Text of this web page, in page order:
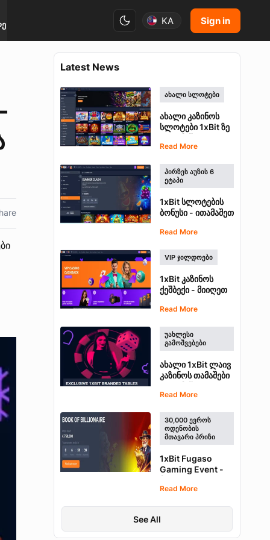
KA Sign in
Latest News
ᲐᲮᲐᲚᲘ ᲡᲚᲝᲢᲔᲑᲘ
ახალი კაზინოს
სლოტები 1xBit ზე
საუკეთესო ახალი
Read More
ᲞᲘᲠᲖᲔᲡ ᲐᲣᲖᲘᲡ 6
ᲔᲢᲐᲞᲘ
1xBit სლოტების
ბონუსი - ითამაშეთ
ფულადი
Read More
VIP ᲯᲘᲚᲓᲝᲔᲑᲘ
1xBit კაზინოს
ქეშბექი - მიიღეთ
ჯილდოები
თამაშისთვის
Read More
ᲣᲐᲮᲚᲔᲡᲘ
ᲒᲐᲛᲝᲨᲕᲔᲑᲔᲑᲘ
ახალი 1xBit ლაივ
კაზინოს თამაშები
ექსკლუზიური
რულეტკის
თამაშები
Read More
30,000 ᲔᲕᲠᲝᲡ
ᲝᲓᲔᲜᲝᲑᲘᲡ
ᲛᲗᲐᲕᲐᲠᲘ ᲞᲠᲘᲖᲘ
1xBit Fugaso
Gaming Event -
საპრიზო
Read More
See All